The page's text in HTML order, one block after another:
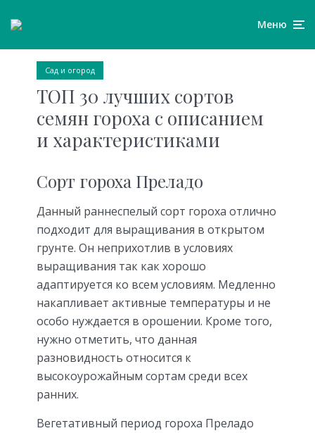
Меню
Сад и огород
ТОП 30 лучших сортов
семян гороха с описанием
и характеристиками
Сорт гороха Преладо
Данный раннеспелый сорт гороха отлично
подходит для выращивания в открытом
грунте. Он неприхотлив в условиях
выращивания так как хорошо
адаптируется ко всем условиям. Медленно
накапливает активные температуры и не
особо нуждается в орошении. Кроме того,
нужно отметить, что данная
разновидность относится к
высокоурожайным сортам среди всех
ранних.
Вегетативный период гороха Преладо